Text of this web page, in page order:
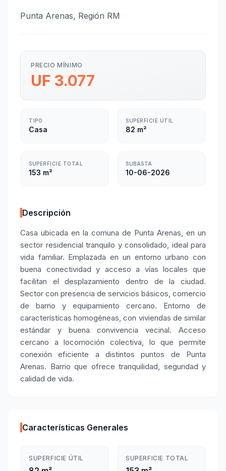
Punta Arenas, Región RM
PRECIO MÍNIMO
UF 3.077
TIPO
Casa
SUPERFICIE ÚTIL
82 m²
SUPERFICIE TOTAL
153 m²
SUBASTA
10-06-2026
Descripción
Casa ubicada en la comuna de Punta Arenas, en un
sector residencial tranquilo y consolidado, ideal para
vida familiar. Emplazada en un entorno urbano con
buena conectividad y acceso a vías locales que
facilitan el desplazamiento dentro de la ciudad.
Sector con presencia de servicios básicos, comercio
de barrio y equipamiento cercano. Entorno de
características homogéneas, con viviendas de similar
estándar y buena convivencia vecinal. Acceso
cercano a locomoción colectiva, lo que permite
conexión eficiente a distintos puntos de Punta
Arenas. Barrio que ofrece tranquilidad, seguridad y
calidad de vida.
Características Generales
SUPERFICIE ÚTIL SUPERFICIE TOTAL